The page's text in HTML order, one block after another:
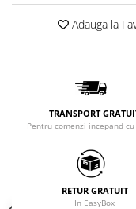
Adauga la
TRANSPORT
Pentru comenzi incepand
RETUR GRATUIT
In EasyBox